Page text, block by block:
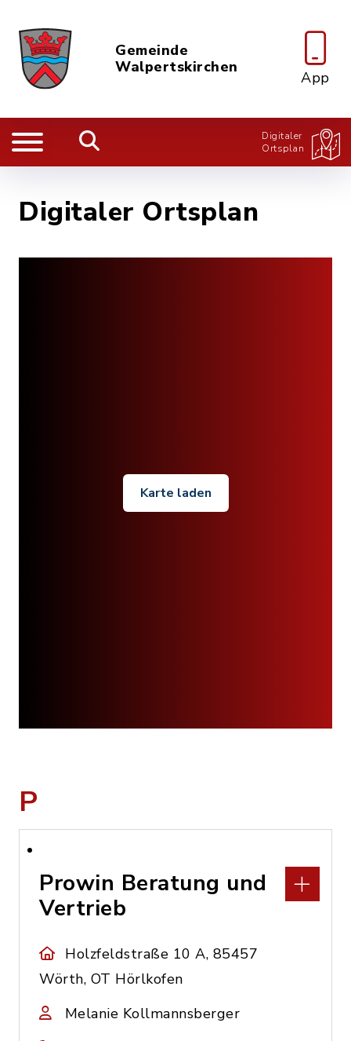
Gemeinde
Walpertskirchen
App
Digitaler
Ortsplan
Digitaler Ortsplan
Karte laden
P
Prowin Beratung und
Vertrieb
Holzfeldstraße 10 A, 85457
Wörth, OT Hörlkofen
Melanie Kollmannsberger